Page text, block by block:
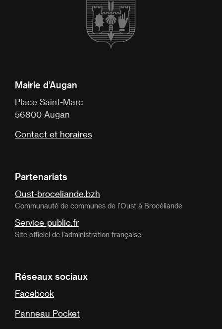
Mairie d’Augan
Place Saint-Marc
56800 Augan
Contact et horaires
Partenariats
Oust-broceliande.bzh
Communauté de communes de l’Oust à Brocéliande
Service-public.fr
Site officiel de l’administration française
Réseaux sociaux
Facebook
Panneau Pocket